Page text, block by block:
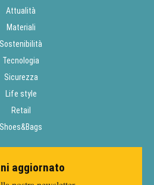
Attualità
Materiali
Sostenibilità
Tecnologia
Sicurezza
Life style
Retail
Shoes&Bags
aggiornato